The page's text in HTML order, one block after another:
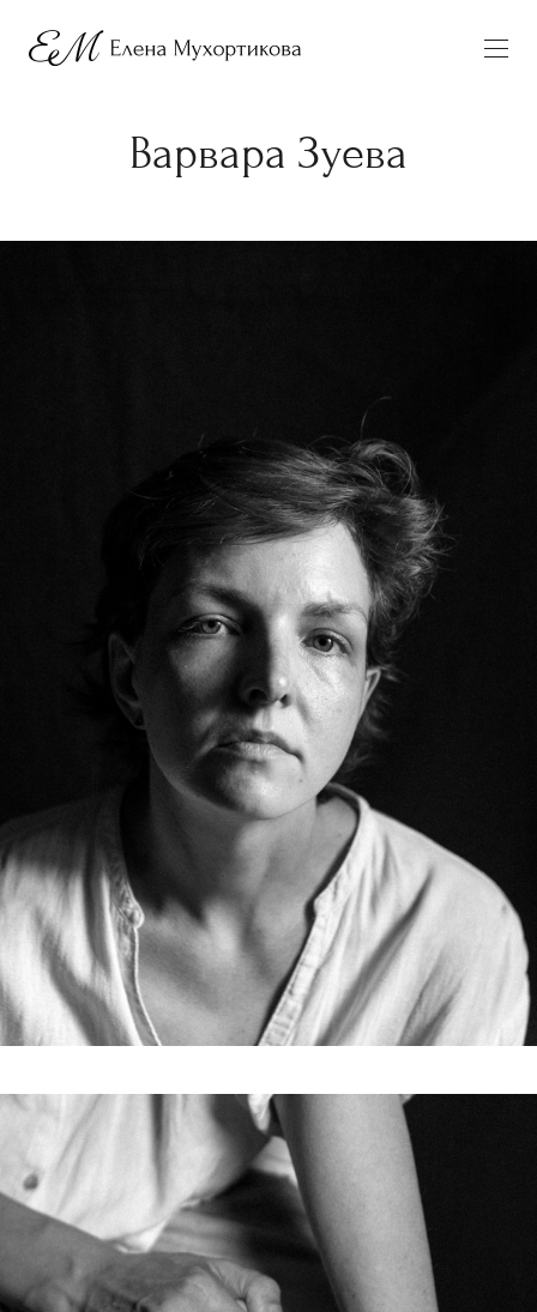
Варвара Зуева